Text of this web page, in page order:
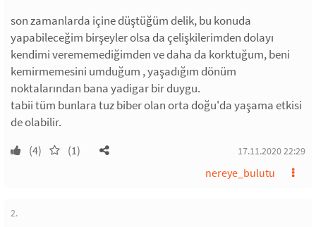
son zamanlarda içine düştüğüm delik, bu konuda
yapabileceğim birşeyler olsa da çelişkilerimden dolayı
kendimi verememediğimden ve daha da korktuğum, beni
kemirmemesini umduğum , yaşadığım dönüm
noktalarından bana yadigar bir duygu.
tabii tüm bunlara tuz biber olan orta doğu'da yaşama etkisi
de olabilir.
(4) (1) 17.11.2020 22:29
nereye_bulutu
2.